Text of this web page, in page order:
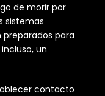
de morir por
sistemas
para
un
contacto